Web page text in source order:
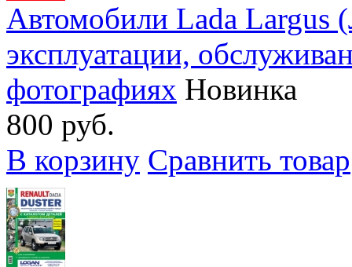
Автомобили Lada Largus
эксплуатации,
фотографиях Новинка
800 руб.
В корзину Сравнить товар